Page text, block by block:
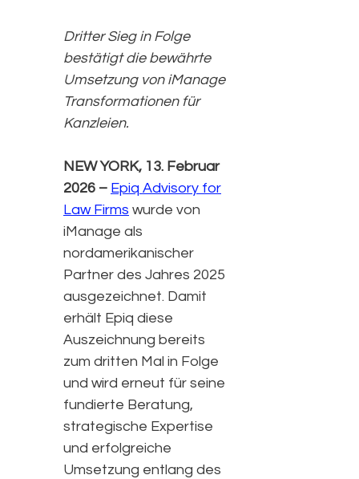
Dritter Sieg in Folge
bestätigt die bewährte
Umsetzung von iManage
Transformationen für
Kanzleien.
NEW YORK, 13. Februar
2026 – Epiq Advisory for
Law Firms wurde von
iManage als
nordamerikanischer
Partner des Jahres 2025
ausgezeichnet. Damit
erhält Epiq diese
Auszeichnung bereits
zum dritten Mal in Folge
und wird erneut für seine
fundierte Beratung,
strategische Expertise
und erfolgreiche
Umsetzung entlang des